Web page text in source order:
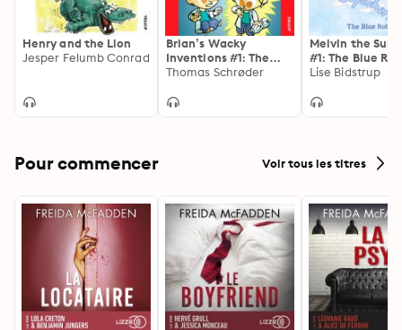
Henry and the Lion
Jesper Felumb Conrad
Brian’s Wacky
Inventions #1: The
Copy Cola
Thomas Schrøder
Melvin the
#1: The Blue
Lise Bidstrup
Pour commencer Voir tous les titres